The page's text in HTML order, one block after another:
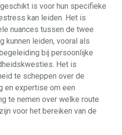
is voor hun specifieke
kan leiden. Het is
nuances tussen de twee
kunnen leiden, vooral als
bij persoonlijke
Het is
te scheppen over de
en expertise om een
te nemen over welke route
voor het bereiken van de